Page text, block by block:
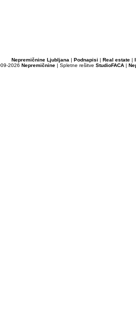
Nepremičnine Ljubljana | Podnapisi | Real estate|
2026 Nepremičnine | Spletne rešitve StudioFACA |